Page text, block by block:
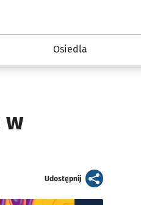
Osiedla
w
Udostępnijartykuł